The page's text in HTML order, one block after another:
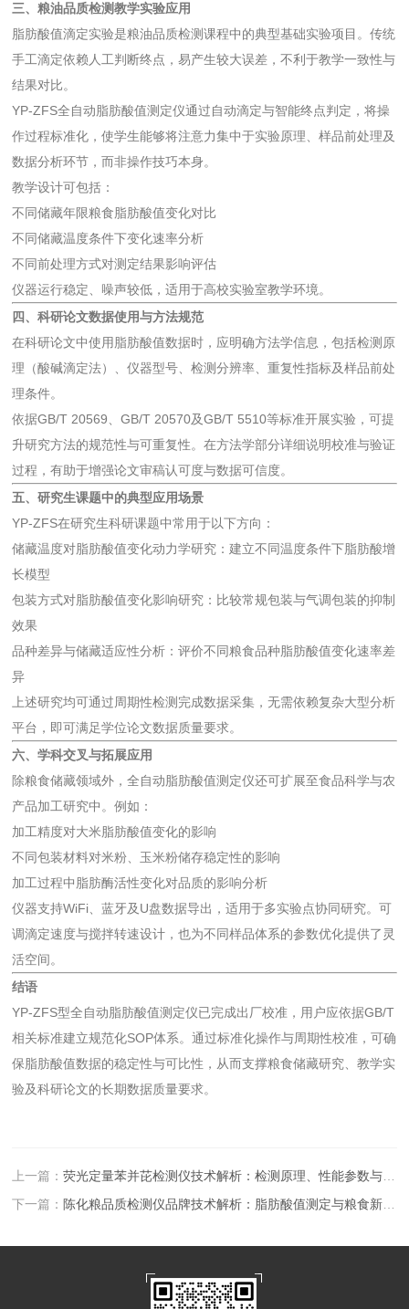
三、粮油品质检测教学实验应用
脂肪酸值滴定实验是粮油品质检测课程中的典型基础实验项目。传统
手工滴定依赖人工判断终点，易产生较大误差，不利于教学一致性与
结果对比。
YP-ZFS全自动脂肪酸值测定仪通过自动滴定与智能终点判定，将操
作过程标准化，使学生能够将注意力集中于实验原理、样品前处理及
数据分析环节，而非操作技巧本身。
教学设计可包括：
不同储藏年限粮食脂肪酸值变化对比
不同储藏温度条件下变化速率分析
不同前处理方式对测定结果影响评估
仪器运行稳定、噪声较低，适用于高校实验室教学环境。
四、科研论文数据使用与方法规范
在科研论文中使用脂肪酸值数据时，应明确方法学信息，包括检测原
理（酸碱滴定法）、仪器型号、检测分辨率、重复性指标及样品前处
理条件。
依据GB/T 20569、GB/T 20570及GB/T 5510等标准开展实验，可提
升研究方法的规范性与可重复性。在方法学部分详细说明校准与验证
过程，有助于增强论文审稿认可度与数据可信度。
五、研究生课题中的典型应用场景
YP-ZFS在研究生科研课题中常用于以下方向：
储藏温度对脂肪酸值变化动力学研究：建立不同温度条件下脂肪酸增
长模型
包装方式对脂肪酸值变化影响研究：比较常规包装与气调包装的抑制
效果
品种差异与储藏适应性分析：评价不同粮食品种脂肪酸值变化速率差
异
上述研究均可通过周期性检测完成数据采集，无需依赖复杂大型分析
平台，即可满足学位论文数据质量要求。
六、学科交叉与拓展应用
除粮食储藏领域外，全自动脂肪酸值测定仪还可扩展至食品科学与农
产品加工研究中。例如：
加工精度对大米脂肪酸值变化的影响
不同包装材料对米粉、玉米粉储存稳定性的影响
加工过程中脂肪酶活性变化对品质的影响分析
仪器支持WiFi、蓝牙及U盘数据导出，适用于多实验点协同研究。可
调滴定速度与搅拌转速设计，也为不同样品体系的参数优化提供了灵
活空间。
结语
YP-ZFS型全自动脂肪酸值测定仪已完成出厂校准，用户应依据GB/T
相关标准建立规范化SOP体系。通过标准化操作与周期性校准，可确
保脂肪酸值数据的稳定性与可比性，从而支撑粮食储藏研究、教学实
验及科研论文的长期数据质量要求。
上一篇：荧光定量苯并芘检测仪技术解析：检测原理、性能参数与品牌选型全指南
下一篇： 陈化粮品质检测仪品牌技术解析：脂肪酸值测定与粮食新鲜度评估全流程